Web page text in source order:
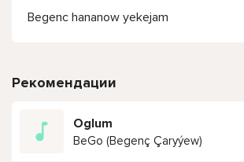
Begenc hananow yekejam
Рекомендации
Oglum
BeGo (Begenç Çaryýew)